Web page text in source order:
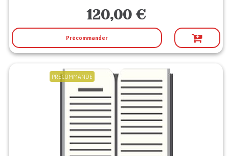
120,00 €
Précommander
PRECOMMANDE